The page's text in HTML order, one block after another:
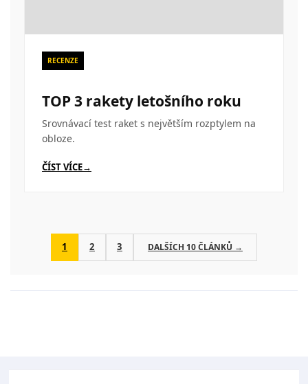
RECENZE
TOP 3 rakety letošního roku
Srovnávací test raket s největším rozptylem na
obloze.
ČÍST VÍCE
1 2 3 DALŠÍCH 10 ČLÁNKŮ →